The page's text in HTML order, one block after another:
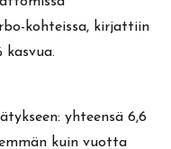
kohteissa, kirjattiin
kasvua.
yhteensä 6,6
kuin vuotta